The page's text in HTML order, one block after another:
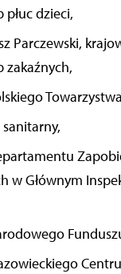
dzieci,
Parczewski,
zakaźnych,
w Głównym